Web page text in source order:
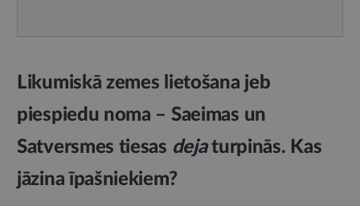
Likumiskā zemes lietošana jeb
piespiedu noma – Saeimas un
Satversmes tiesas dejaturpinās. Kas
jāzina īpašniekiem?